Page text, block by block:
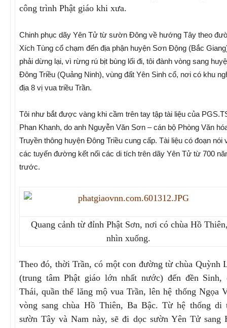
công trình Phật giáo khi xưa.
Chinh phục dãy Yên Tử từ sườn Đông về hướng Tây theo
Xích Tùng cổ chạm đến địa phận huyện Sơn Động (Bắc
phải dừng lại, vì rừng rú bịt bùng lối đi, tôi đành vòng sang
Đông Triều (Quảng Ninh), vùng đất Yên Sinh cổ, nơi có khu
địa 8 vị vua triều Trần.
Tôi như bắt được vàng khi cầm trên tay tập tài liệu của
Phan Khanh, do anh Nguyễn Văn Sơn – cán bộ Phòng Văn
Truyền thông huyện Đông Triều cung cấp. Tài liệu có đoạn nói
các tuyến đường kết nối các di tích trên dãy Yên Tử từ 700
trước.
Quang cảnh từ đỉnh Phật Sơn, nơi có chùa Hồ
nhìn xuống.
Theo đó, thời Trần, có một con đường từ chùa Quỳnh
(trung tâm Phật giáo lớn nhất nước) đến đền Sinh,
Thái, quần thể lăng mộ vua Trần, lên hệ thống Ngọa
vòng sang chùa Hồ Thiên, Ba Bậc. Từ hệ thống di
sườn Tây và Nam này, sẽ đi dọc sườn Yên Tử sang